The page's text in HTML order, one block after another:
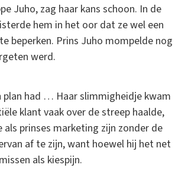
Juho, zag haar kans schoon. In de
hem in het oor dat ze wel een
beperken. Prins Juho mompelde nog
werd.
plan had … Haar slimmigheidje kwam
klant vaak over de streep haalde,
prinses marketing zijn zonder de
af te zijn, want hoewel hij het net
als kiespijn.